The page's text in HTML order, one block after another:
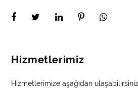
Hizmetlerimiz
Hizmetlerimize aşağıdan ulaşabilirsiniz